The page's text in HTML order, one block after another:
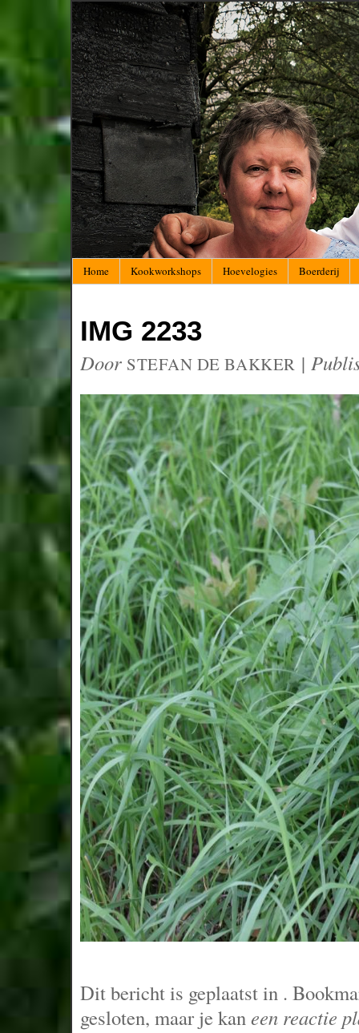
Home Kookworkshops Hoevelogies Boerderij
IMG 2233
Door STEFAN DE BAKKER |
Dit bericht is geplaatst in .
gesloten, maar je kaneen reactie